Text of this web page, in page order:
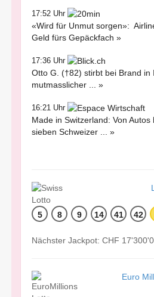
17:52 Uhr
«Wird für Unmut sorgen»:
Geld fürs Gepäckfach »
17:36 Uhr
Otto G. (†82) stirbt bei Brand in
mutmasslicher ... »
16:21 Uhr
Made in Switzerland: Von Autos
sieben Schweizer ... »
5 8 9 14 41 42
Nächster Jackpot: CHF
Euro